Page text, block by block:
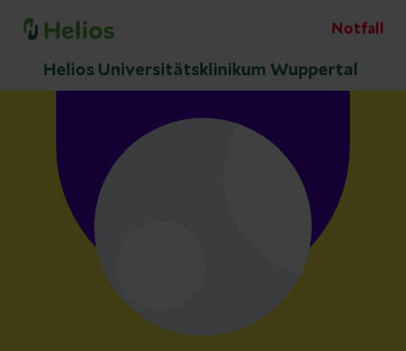
Notfall
Helios Universitätsklinikum Wuppertal